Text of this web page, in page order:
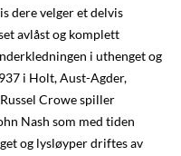
dere velger et delvis
avlåst og komplett
i uthenget og
i Holt, Aust-Agder,
Crowe spiller
Nash som med tiden
og lysløyper driftes av